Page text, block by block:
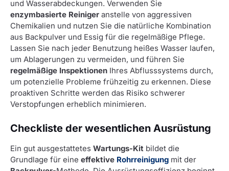
und Wasserabdeckungen. Verwenden Sie
enzymbasierte Reiniger anstelle von aggressiven
Chemikalien und nutzen Sie die natürliche Kombination
aus Backpulver und Essig für die regelmäßige Pflege.
Lassen Sie nach jeder Benutzung heißes Wasser laufen,
um Ablagerungen zu vermeiden, und führen Sie
regelmäßige Inspektionen Ihres Abflusssystems durch,
um potenzielle Probleme frühzeitig zu erkennen. Diese
proaktiven Schritte werden das Risiko schwerer
Verstopfungen erheblich minimieren.
Checkliste der wesentlichen Ausrüstung
Ein gut ausgestattetes Wartungs-Kit bildet die
Grundlage für eine effektive Rohrreinigung mit der